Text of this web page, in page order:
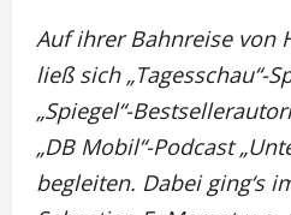
Auf ihrer Bahnreise von
ließ sich „Tagesschau“-
„Spiegel“-
„DB Mobil“-Podcast
begleiten. Dabei ging‘s